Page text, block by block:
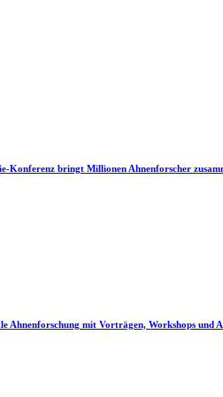
Konferenz bringt Millionen Ahnenforscher
Ahnenforschung mit Vorträgen, Workshops und